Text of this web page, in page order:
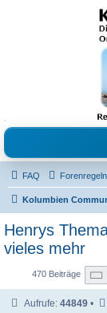
grosse
Freunde
Reisen, Auswandern,
Austausch, Erfahrungen
FAQ Forenregeln
Kolumbien
Henrys
vieles mehr
470 Beiträge
Aufrufe: 44849 •